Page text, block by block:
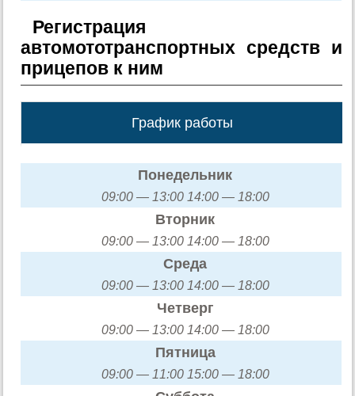
Регистрация
автомототранспортных средств и
прицепов к ним
График работы
Понедельник
09:00 — 13:00 14:00 — 18:00
Вторник
09:00 — 13:00 14:00 — 18:00
Среда
09:00 — 13:00 14:00 — 18:00
Четверг
09:00 — 13:00 14:00 — 18:00
Пятница
09:00 — 11:00 15:00 — 18:00